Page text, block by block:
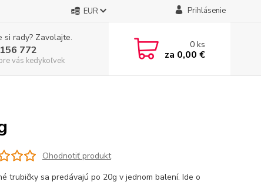
EUR Prihlásenie
si rady? Zavolajte.
772
vás kedykoľvek
0ks
za 0,00 €
Ohodnotiť produkt
trubičky sa predávajú po 20g v jednom balení. Ide o